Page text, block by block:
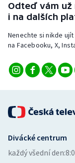
Odteď vám už
i na dalších
Nenechte si nikde
na Facebooku, X,
Divácké centrum
každý všední den: